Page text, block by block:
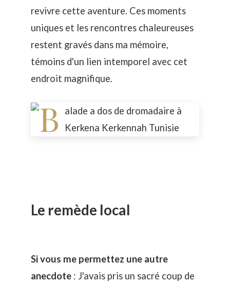
revivre cette aventure. Ces moments
uniques et les rencontres chaleureuses
restent gravés dans ma mémoire,
témoins d'un lien intemporel avec cet
endroit magnifique.
Le remède local
Si vous me permettez une autre
anecdote : J'avais pris un sacré coup de